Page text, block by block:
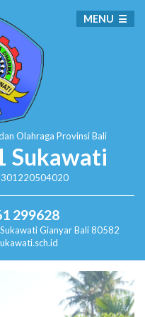
Olahraga Provinsi Bali
Sukawati
301220504020
299628
Gianyar Bali 80582
MENU